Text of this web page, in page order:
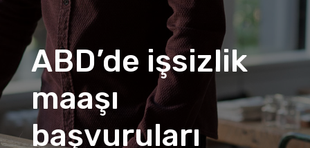
ABD’de işsizlik
maaşı
başvuruları